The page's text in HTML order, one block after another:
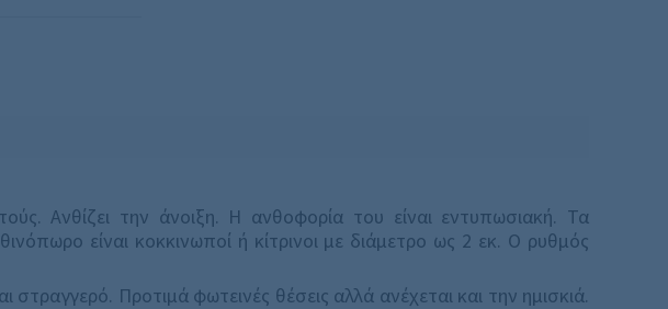
Ανθίζει την άνοιξη. Η ανθοφορία του είναι εντυπωσιακή. Τα
είναι κοκκινωποί ή κίτρινοι με διάμετρο ως 2 εκ. O ρυθμός
Προτιμά φωτεινές θέσεις αλλά ανέχεται και την ημισκιά.